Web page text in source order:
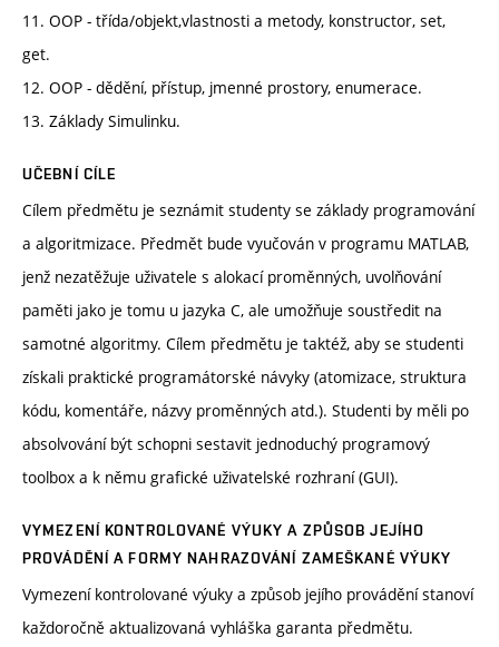
11. OOP - třída/objekt,vlastnosti a metody, konstructor, set,
get.
12. OOP - dědění, přístup, jmenné prostory, enumerace.
13. Základy Simulinku.
UČEBNÍ CÍLE
Cílem předmětu je seznámit studenty se základy programování
a algoritmizace. Předmět bude vyučován v programu MATLAB,
jenž nezatěžuje uživatele s alokací proměnných, uvolňování
paměti jako je tomu u jazyka C, ale umožňuje soustředit na
samotné algoritmy. Cílem předmětu je taktéž, aby se studenti
získali praktické programátorské návyky (atomizace, struktura
kódu, komentáře, názvy proměnných atd.). Studenti by měli po
absolvování být schopni sestavit jednoduchý programový
toolbox a k němu grafické uživatelské rozhraní (GUI).
VYMEZENÍ KONTROLOVANÉ VÝUKY A ZPŮSOB JEJÍHO
PROVÁDĚNÍ A FORMY NAHRAZOVÁNÍ ZAMEŠKANÉ VÝUKY
Vymezení kontrolované výuky a způsob jejího provádění stanoví
každoročně aktualizovaná vyhláška garanta předmětu.